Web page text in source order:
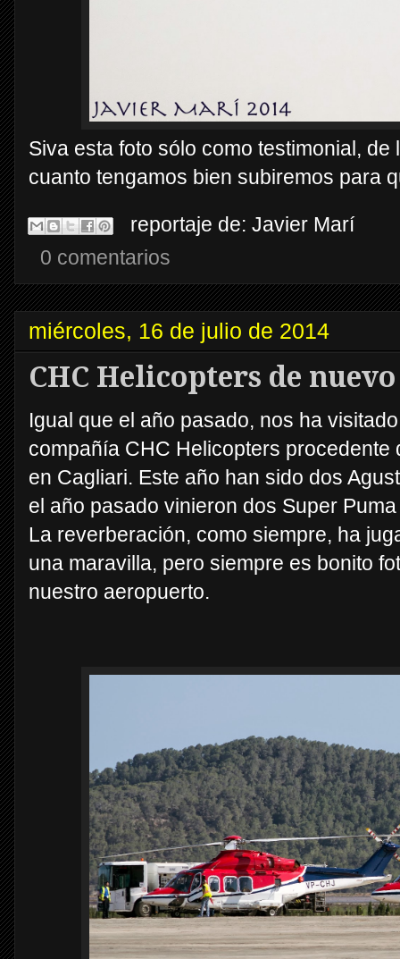
Siva esta foto sólo como testimonial,
cuanto tengamos bien subiremos para
reportaje de: Javier Marí
0 comentarios
miércoles, 16 de julio de 2014
CHC Helicopters de
Igual que el año pasado, nos ha
compañía CHC Helicopters
en Cagliari. Este año han sido dos
el año pasado vinieron dos Super
La reverberación, como siempre, ha
una maravilla, pero siempre es bonito
nuestro aeropuerto.